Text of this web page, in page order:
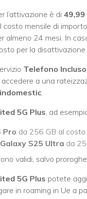
l’attivazione è di 49,99
costo mensile di
almeno 24 mesi. In
per la disattivazione
Telefono Incluso
a una
5G Plus , ad
Pro da 256 GB al
S25 Ultra da
validi, salvo
5G Plus potete
in roaming in Ue a